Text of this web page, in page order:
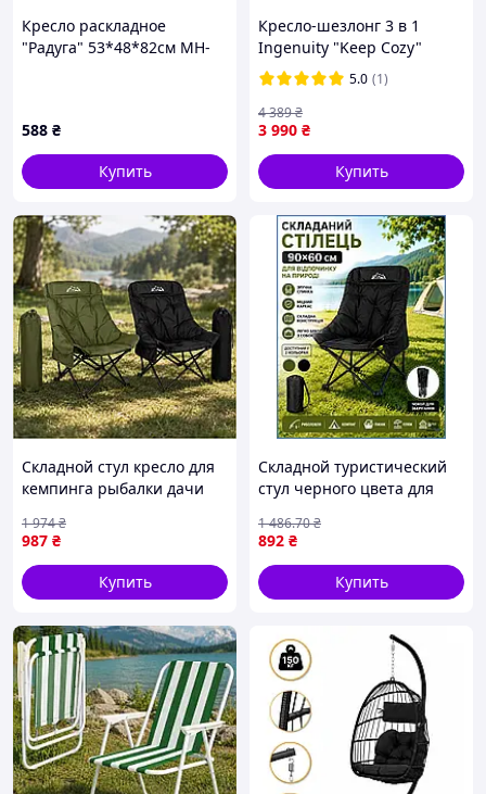
Наиболее комфортная и стабильная модель с
улучшенной посадкой
Каркас из прочного авиационного алюминия
7075
Нагрузка до 150 кг
Ткань высокой плотности 600D Oxford
Боковые карманы для мелких вещей
Съемный подголовник
Легкое развертывание и сворачивание
Небольшой вес 1,8 кг
Кресло раскладное
"Радуга" 53*48*82см MH-
588 ₴
Купить
Кресло-шезлонг 3 в 1
Ingenuity "Keep Cozy"
5.0 (1)
3 990 ₴
4 389₴
Купить
Складной стул кресло для
кемпинга рыбалки дачи
спинкой
987 ₴
1 974₴
Купить
Складной туристический
стул черного цвета для
см с чехлом для отдыха
шоп1
892 ₴
1 486.70₴
Купить